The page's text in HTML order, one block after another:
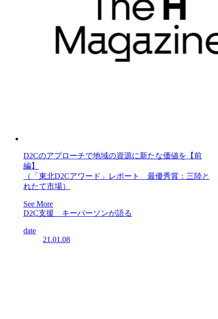
D2Cのアプローチで地域の資源に新たな価値を【前
編】
（「東北D2Cアワード」レポート 最優秀賞：三陸と
れたて市場）
See More
D2C支援 キーパーソンが語る
date
21.01.08